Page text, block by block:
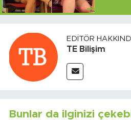
EDITÖR
TE Bilişim
Bunlar da ilginizi